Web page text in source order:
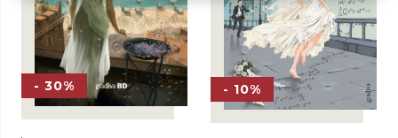
- 30% - 10%